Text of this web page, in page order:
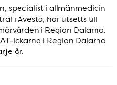
specialist i allmänmedicin
i Avesta, har utsetts till
i Region Dalarna.
läkarna i Region Dalarna
år.